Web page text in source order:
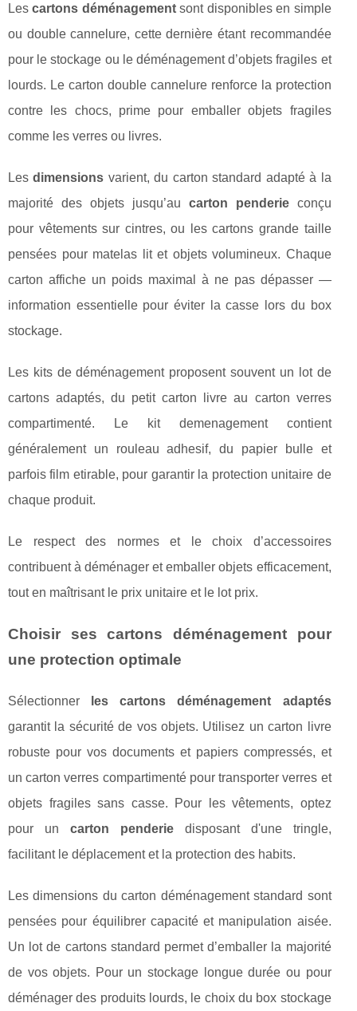
Lescartons déménagementsont disponibles en simple
ou double cannelure, cette dernière étant recommandée
pour le stockage ou le déménagement d’objets fragiles et
lourds. Le carton double cannelure renforce la protection
contre les chocs, prime pour emballer objets fragiles
comme les verres ou livres.
Lesdimensions varient, du carton standard adapté à la
majorité des objets jusqu’au carton penderieconçu
pour vêtements sur cintres, ou les cartons grande taille
pensées pour matelas lit et objets volumineux. Chaque
carton affiche un poids maximal à ne pas dépasser —
information essentielle pour éviter la casse lors du box
stockage.
Les kits de déménagement proposent souvent un lot de
cartons adaptés, du petit carton livre au carton verres
compartimenté. Le kit demenagement contient
généralement un rouleau adhesif, du papier bulle et
parfois film etirable, pour garantir la protection unitaire de
chaque produit.
Le respect des normes et le choix d’accessoires
contribuent à déménager et emballer objets efficacement,
tout en maîtrisant le prix unitaire et le lot prix.
Choisir ses cartons déménagement pour
une protection optimale
Sélectionner
les cartons déménagement adaptés
garantit la sécurité de vos objets. Utilisez un carton livre
robuste pour vos documents et papiers compressés, et
un carton verres compartimenté pour transporter verres et
objets fragiles sans casse. Pour les vêtements, optez
pour un carton penderiedisposant d'une tringle,
facilitant le déplacement et la protection des habits.
Les dimensions du carton déménagement standard sont
pensées pour équilibrer capacité et manipulation aisée.
Un lot de cartons standard permet d’emballer la majorité
de vos objets. Pour un stockage longue durée ou pour
déménager des produits lourds, le choix du box stockage